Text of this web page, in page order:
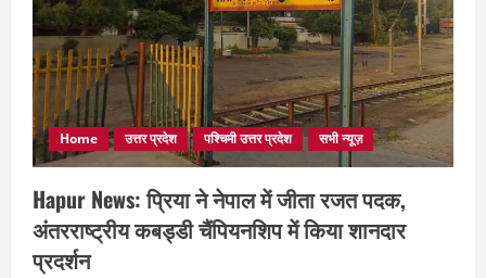
Home उत्तर प्रदेश पश्चिमी उत्तर प्रदेश सभी न्यूज़
Hapur News: प्रिया ने नेपाल में जीता रजत पदक,
अंतरराष्ट्रीय कबड्डी चैंपियनशिप में किया शानदार
प्रदर्शन